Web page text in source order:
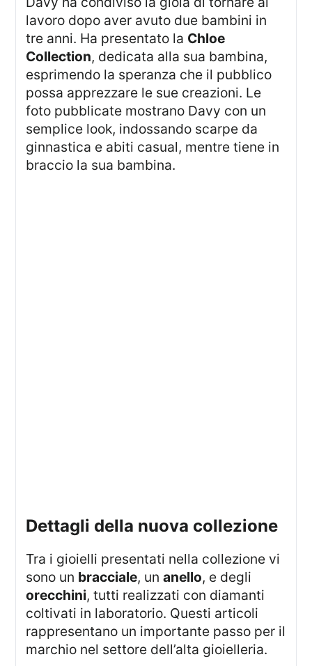
lavoro dopo aver avuto due bambini in
tre anni. Ha presentato la Chloe
Collection, dedicata alla sua bambina,
esprimendo la speranza che il pubblico
possa apprezzare le sue creazioni. Le
foto pubblicate mostrano Davy con un
semplice look, indossando scarpe da
ginnastica e abiti casual, mentre tiene in
braccio la sua bambina.
Dettagli della nuova collezione
Tra i gioielli presentati nella collezione vi
sono un bracciale, unanello, e degli
orecchini, tutti realizzati con diamanti
coltivati in laboratorio. Questi articoli
rappresentano un importante passo per il
marchio nel settore dell’alta gioielleria.